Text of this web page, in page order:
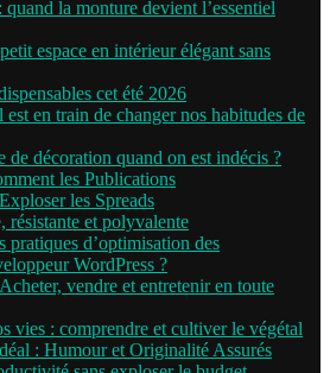
la monture devient l’essentiel
espace en intérieur élégant sans
cet été 2026
en train de changer nos habitudes de
de décoration quand on est indécis ?
les Publications
les Spreads
résistante et polyvalente
pratiques d’optimisation des
WordPress ?
vendre et entretenir en toute
vies : comprendre et cultiver le végétal
: Humour et Originalité Assurés